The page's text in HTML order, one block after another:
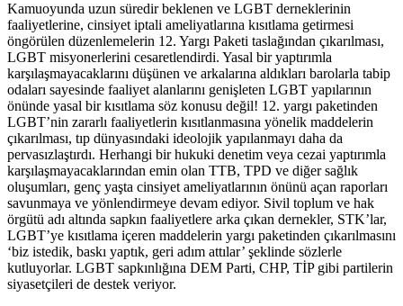
Kamuoyunda uzun süredir beklenen ve LGBT derneklerinin
faaliyetlerine, cinsiyet iptali ameliyatlarına kısıtlama getirmesi
öngörülen düzenlemelerin 12. Yargı Paketi taslağından çıkarılması,
LGBT misyonerlerini cesaretlendirdi. Yasal bir yaptırımla
karşılaşmayacaklarını düşünen ve arkalarına aldıkları barolarla tabip
odaları sayesinde faaliyet alanlarını genişleten LGBT yapılarının
önünde yasal bir kısıtlama söz konusu değil! 12. yargı paketinden
LGBT’nin zararlı faaliyetlerin kısıtlanmasına yönelik maddelerin
çıkarılması, tıp dünyasındaki ideolojik yapılanmayı daha da
pervasızlaştırdı. Herhangi bir hukuki denetim veya cezai yaptırımla
karşılaşmayacaklarından emin olan TTB, TPD ve diğer sağlık
oluşumları, genç yaşta cinsiyet ameliyatlarının önünü açan raporları
savunmaya ve yönlendirmeye devam ediyor. Sivil toplum ve hak
örgütü adı altında sapkın faaliyetlere arka çıkan dernekler, STK’lar,
LGBT’ye kısıtlama içeren maddelerin yargı paketinden çıkarılmasını
‘biz istedik, baskı yaptık, geri adım attılar’ şeklinde sözlerle
kutluyorlar. LGBT sapkınlığına DEM Parti, CHP, TİP gibi partilerin
siyasetçileri de destek veriyor.